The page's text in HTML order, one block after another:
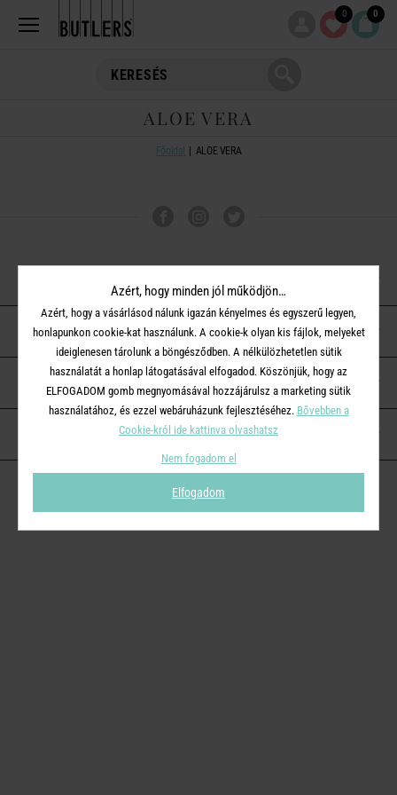
0 0
ALOE VERA
Főoldal ALOE VERA
ÜGYFÉLSZOLGÁLAT
A BUTLERS-RŐL
KAPCSOLAT
Azért, hogy minden jól működjön…
Azért, hogy a vásárlásod nálunk igazán kényelmes és egyszerű legyen,
honlapunkon cookie-kat használunk. A cookie-k olyan kis fájlok, melyeket
ideiglenesen tárolunk a böngésződben. A nélkülözhetetlen sütik
használatát a honlap látogatásával elfogadod. Köszönjük, hogy az
ELFOGADOM gomb megnyomásával hozzájárulsz a marketing sütik
használatához, és ezzel webáruházunk fejlesztéséhez. Bővebben a
Cookie-król ide kattinva olvashatsz
Nem fogadom el
Elfogadom